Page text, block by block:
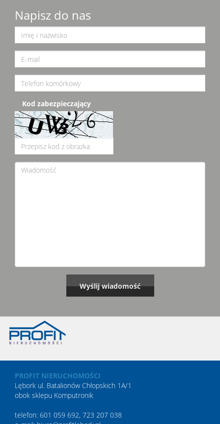
Napisz do nas
Kod zabezpieczający
PROFIT NIERUCHOMOŚCI
Lębork ul. Batalionów Chłopskich 1A/1
obok sklepu Komputronik
telefon: 601 059 692, 723 207 038